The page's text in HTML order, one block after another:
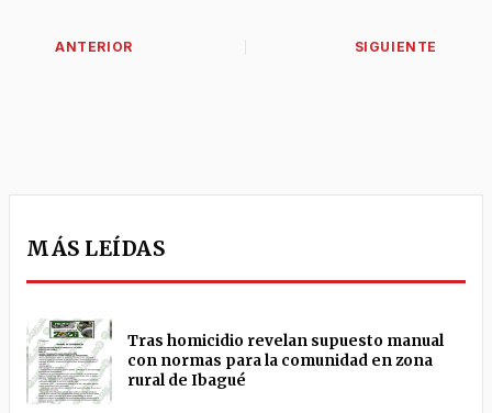
MÁS LEÍDAS
Tras homicidio revelan supuesto manual
con normas para la comunidad en zona
rural de Ibagué